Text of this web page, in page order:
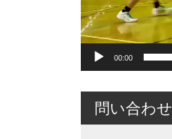
00:00
問い合わせ